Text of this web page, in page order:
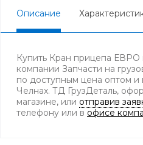
Описание
Купить Кран прицепа ЕВРО
компании Запчасти на
по доступным цена оптом
Челнах. ТД ГрузДеталь,
магазине, или отправив
телефону или в офисе